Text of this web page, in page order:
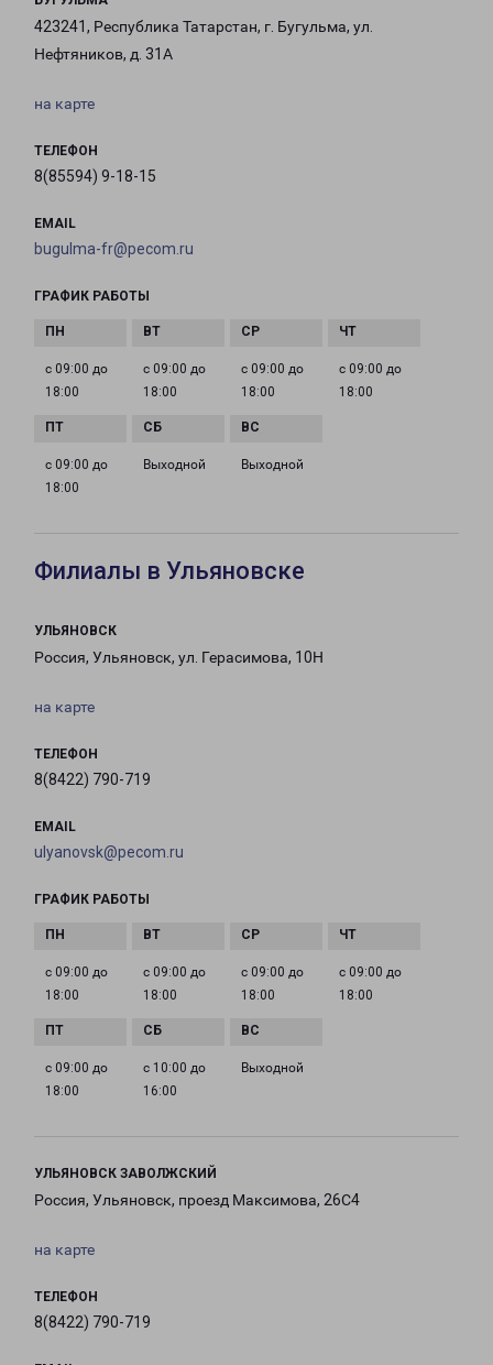
423241, Республика Татарстан, г. Бугульма, ул.
Нефтяников, д. 31А
на карте
ТЕЛЕФОН
8(85594) 9-18-15
EMAIL
bugulma-fr@pecom.ru
ГРАФИК РАБОТЫ
с 09:00 до
18:00
с 09:00 до
18:00
с 09:00 до
18:00
с 09:00 до
18:00
с 09:00 до
18:00
Выходной Выходной
Филиалы в Ульяновске
УЛЬЯНОВСК
Россия, Ульяновск, ул. Герасимова, 10Н
на карте
ТЕЛЕФОН
8(8422) 790-719
EMAIL
ulyanovsk@pecom.ru
ГРАФИК РАБОТЫ
с 09:00 до
18:00
с 09:00 до
18:00
с 09:00 до
18:00
с 09:00 до
18:00
с 09:00 до
18:00
с 10:00 до
16:00
Выходной
УЛЬЯНОВСК ЗАВОЛЖСКИЙ
Россия, Ульяновск, проезд Максимова, 26С4
на карте
ТЕЛЕФОН
8(8422) 790-719